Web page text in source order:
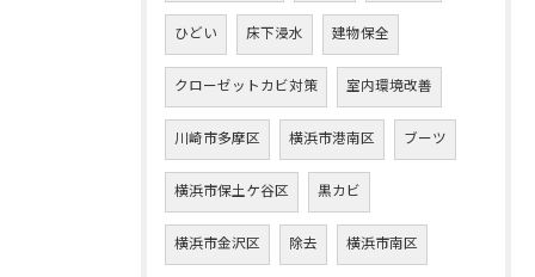
ひどい 床下浸水 建物保全
クローゼットカビ対策 室内環境改善
川崎市多摩区 横浜市港南区 ブーツ
横浜市保土ケ谷区 黒カビ
横浜市金沢区 除去 横浜市南区